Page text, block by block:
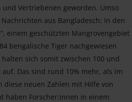
Vertriebenen geworden. Umso
aus Bangladesch: In den
einem geschützten Mangrovengebiet
bengalische Tiger nachgewiesen
sich somit zwischen 100 und
Das sind rund 10% mehr, als im
diese neuen Zahlen mit Hilfe von
haben Forscher:innen in einem